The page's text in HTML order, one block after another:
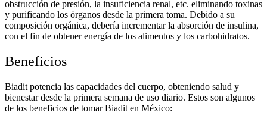
obstrucción de presión, la insuficiencia renal, etc. eliminando toxinas
y purificando los órganos desde la primera toma. Debido a su
composición orgánica, debería incrementar la absorción de insulina,
con el fin de obtener energía de los alimentos y los carbohidratos.
Beneficios
Biadit potencia las capacidades del cuerpo, obteniendo salud y
bienestar desde la primera semana de uso diario. Estos son algunos
de los beneficios de tomar Biadit en México: